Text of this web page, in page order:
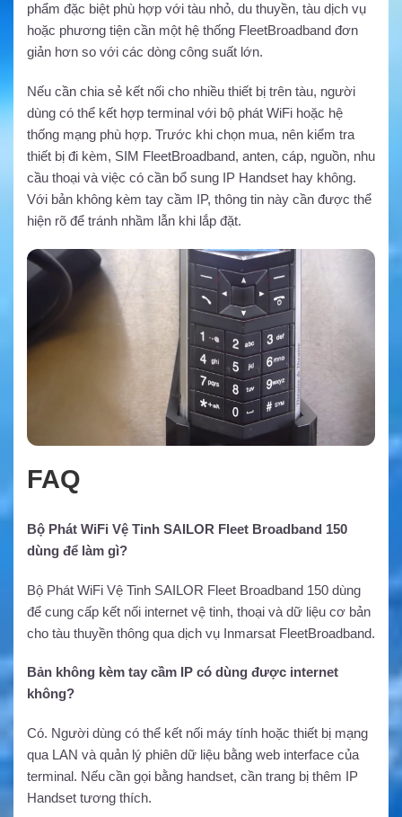
phẩm đặc biệt phù hợp với tàu nhỏ, du thuyền, tàu dịch vụ
hoặc phương tiện cần một hệ thống FleetBroadband đơn
giản hơn so với các dòng công suất lớn.
Nếu cần chia sẻ kết nối cho nhiều thiết bị trên tàu, người
dùng có thể kết hợp terminal với bộ phát WiFi hoặc hệ
thống mạng phù hợp. Trước khi chọn mua, nên kiểm tra
thiết bị đi kèm, SIM FleetBroadband, anten, cáp, nguồn, nhu
cầu thoại và việc có cần bổ sung IP Handset hay không.
Với bản không kèm tay cầm IP, thông tin này cần được thể
hiện rõ để tránh nhầm lẫn khi lắp đặt.
FAQ
Bộ Phát WiFi Vệ Tinh SAILOR Fleet Broadband 150
dùng để làm gì?
Bộ Phát WiFi Vệ Tinh SAILOR Fleet Broadband 150 dùng
để cung cấp kết nối internet vệ tinh, thoại và dữ liệu cơ bản
cho tàu thuyền thông qua dịch vụ Inmarsat FleetBroadband.
Bản không kèm tay cầm IP có dùng được internet
không?
Có. Người dùng có thể kết nối máy tính hoặc thiết bị mạng
qua LAN và quản lý phiên dữ liệu bằng web interface của
terminal. Nếu cần gọi bằng handset, cần trang bị thêm IP
Handset tương thích.